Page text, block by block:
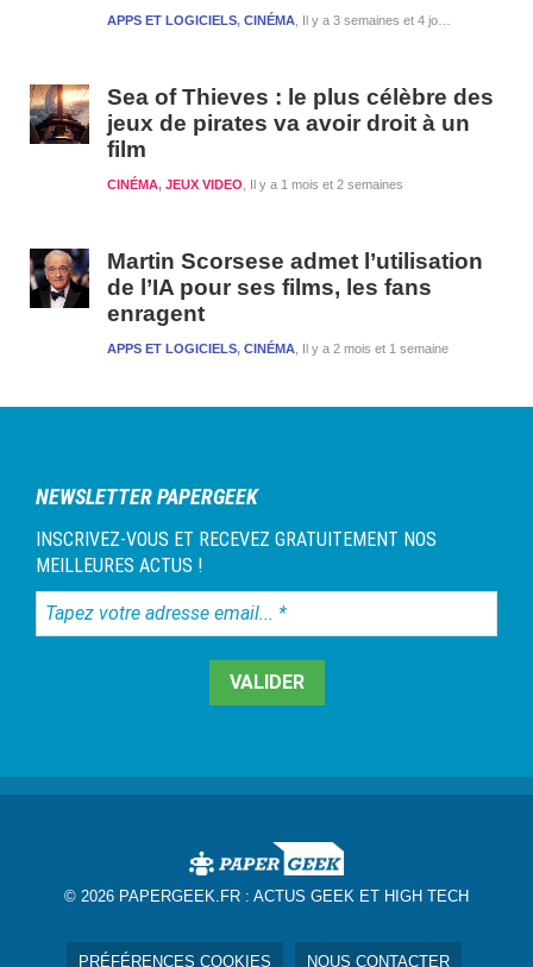
Il y a 3 semaines et 4 jours
APPS ET LOGICIELS, CINÉMA
Sea of Thieves : le plus célèbre des
jeux de pirates va avoir droit à un
film
Il y a 1 mois et 2 semaines
CINÉMA, JEUX VIDEO
Martin Scorsese admet l’utilisation
de l’IA pour ses films, les fans
enragent
Il y a 2 mois et 1 semaine
APPS ET LOGICIELS, CINÉMA
NEWSLETTER PAPERGEEK
INSCRIVEZ-VOUS ET RECEVEZ GRATUITEMENT NOS
MEILLEURES ACTUS !
Tapez
votre
© 2026 PAPERGEEK.FR : ACTUS GEEK ET HIGH TECH
PRÉFÉRENCES COOKIES NOUS CONTACTER